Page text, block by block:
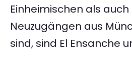
Einheimischen als auch
Neuzugängen aus
sind, sind El Ensanche